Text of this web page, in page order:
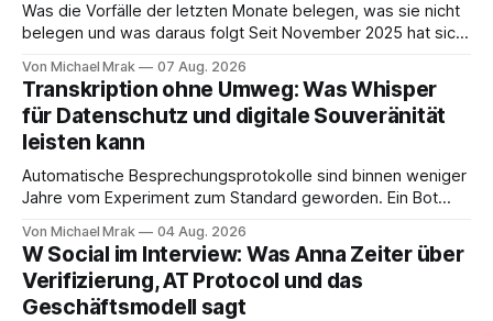
Runner Film aus dem Jahr 1982 kennt. Joi
Was die Vorfälle der letzten Monate belegen, was sie nicht
belegen und was daraus folgt Seit November 2025 hat sich
KI-Systeme Angriffe nicht nur unterstützen, sondern
durchführen können. Sie können. Es gibt inzwischen genug
dokumentierte Fälle, um über Belege statt
Von Michael Mrak 07 Aug. 2026
Transkription ohne Umweg: Was Whisper
für Datenschutz und digitale Souveränität
leisten kann
Automatische Besprechungsprotokolle sind binnen weniger
Jahre vom Experiment zum Standard geworden. Ein Bot
Ende eine Zusammenfassung samt Aufgabenliste. Das
funktioniert gut. Die Frage, die regelmäßig untergeht, lautet:
Wo genau liegt das Audio, wer verarbeitet es und unter
welcher Rechtsgrundlage? Es gibt
Von Michael Mrak 04 Aug. 2026
W Social im Interview: Was Anna Zeiter über
Verifizierung, AT Protocol und das
Geschäftsmodell sagt